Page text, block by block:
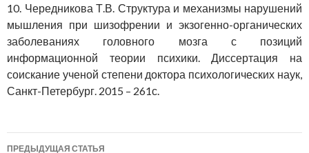
10. Чередникова Т.В. Структура и механизмы нарушений
мышления при шизофрении и экзогенно-органических
заболеваниях головного мозга с позиций
информационной теории психики. Диссертация на
соискание ученой степени доктора психологических наук,
Санкт-Петербург. 2015 – 261с.
ПРЕДЫДУЩАЯ СТАТЬЯ